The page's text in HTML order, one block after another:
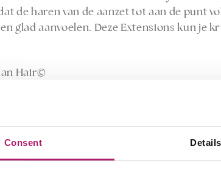
Consent Details
de haren van de aanzet tot aan de punt
glad aanvoelen. Deze Extensions kun je
Hair©
lengtes en gewichten: